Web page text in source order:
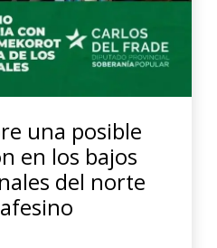
una posible
en los bajos
del norte